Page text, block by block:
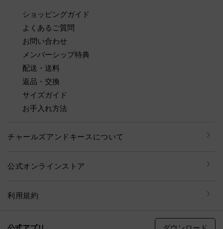
ショッピングガイド
よくあるご質問
お問い合わせ
メンバーシップ特典
配送・送料
返品・交換
サイズガイド
お手入れ方法
チャールズアンドキースについて
公式オンラインストア
利用規約